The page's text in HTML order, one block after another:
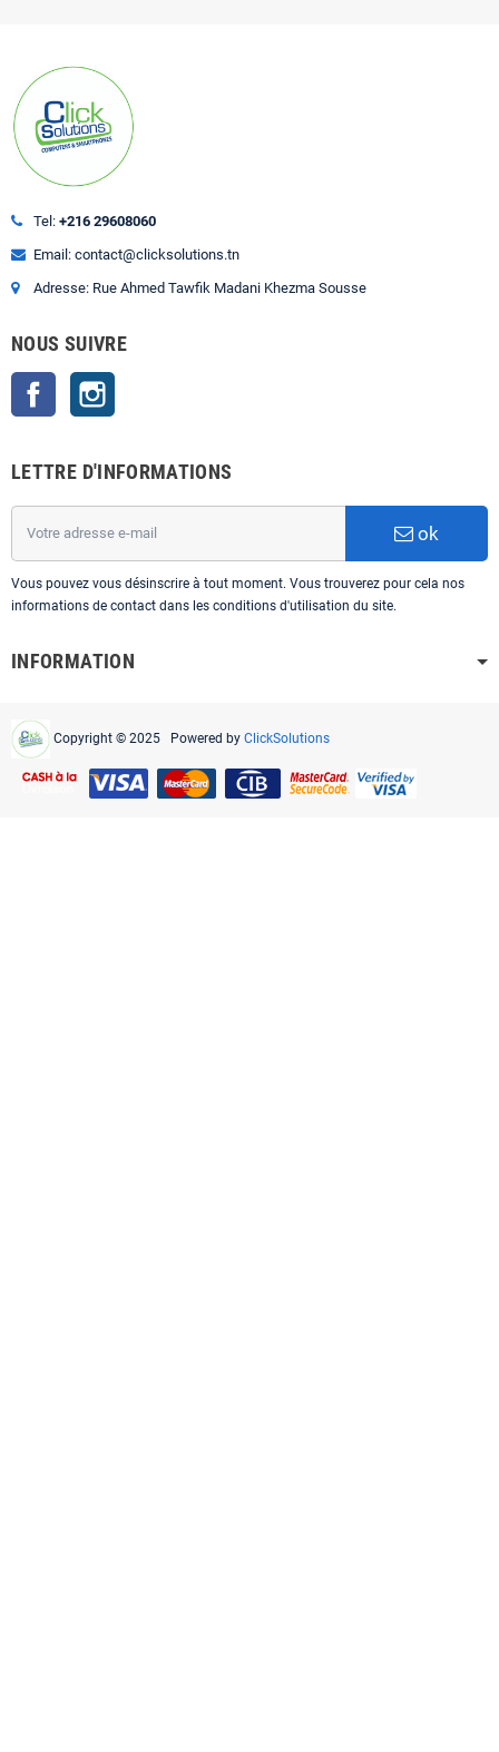
Tel: +216 29608060
Email: contact@clicksolutions.tn
Adresse: Rue Ahmed Tawfik Madani Khezma Sousse
NOUS SUIVRE
Facebook
LETTRE D'INFORMATIONS
ok
Vous pouvez vous désinscrire à tout moment. Vous trouverez pour cela nos
informations de contact dans les conditions d'utilisation du site.
INFORMATION
Copyright © 2025 Powered by ClickSolutions